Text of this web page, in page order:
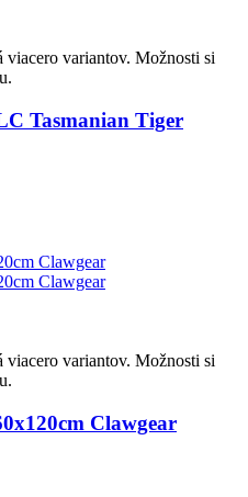
viacero variantov. Možnosti si
Tasmanian Tiger
viacero variantov. Možnosti si
Clawgear